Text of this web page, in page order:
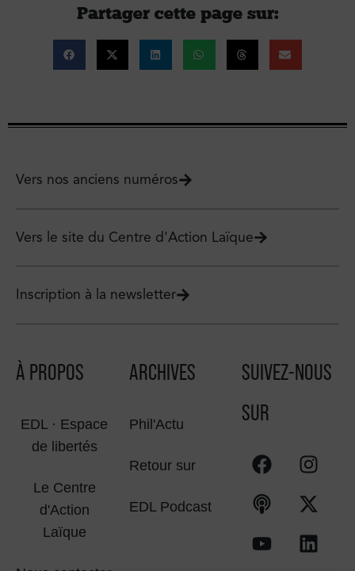
Partager cette page sur :
Vers nos anciens numéros
Vers le site du Centre d'Action Laïque
Inscription à la newsletter
À PROPOS
EDL · Espace
de libertés
Le Centre
d'Action
Laïque
ARCHIVES
Phil'Actu
Retour sur
EDL Podcast
SUIVEZ-NOUS
SUR